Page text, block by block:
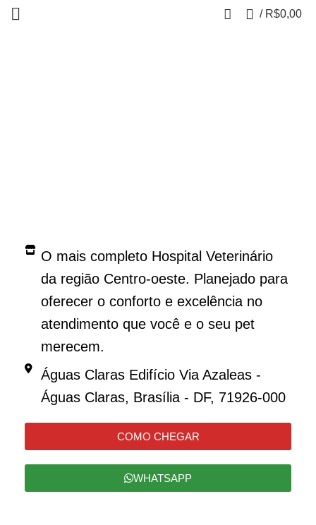
/ R$0,00
O mais completo Hospital Veterinário
da região Centro-oeste. Planejado para
oferecer o conforto e excelência no
atendimento que você e o seu pet
merecem.
Águas Claras Edifício Via Azaleas -
Águas Claras, Brasília - DF, 71926-000
COMO CHEGAR
WHATSAPP